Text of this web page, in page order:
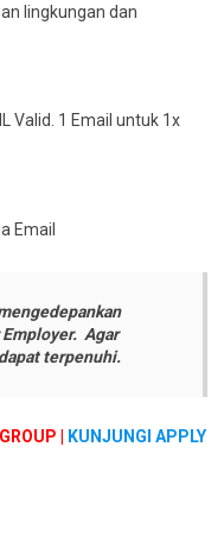
lingkungan dan
Valid. 1 Email untuk 1x
Email
Agar
terpenuhi.
|
KUNJUNGI APPLY